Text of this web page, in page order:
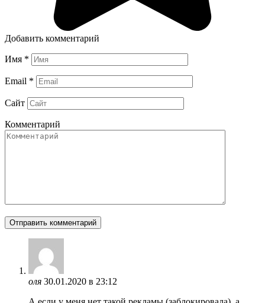
Добавить комментарий
Имя *
Email *
Сайт
Комментарий
оля 30.01.2020 в 23:12